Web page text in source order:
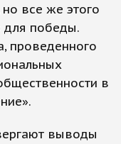
все же этого
для победы.
проведенного
в
выводы